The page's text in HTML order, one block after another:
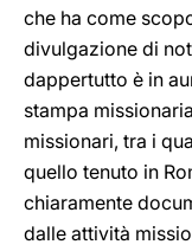
che ha come
divulgazione di
dappertutto è in
stampa
missionari, tra i
quello tenuto in
chiaramente
dalle attività